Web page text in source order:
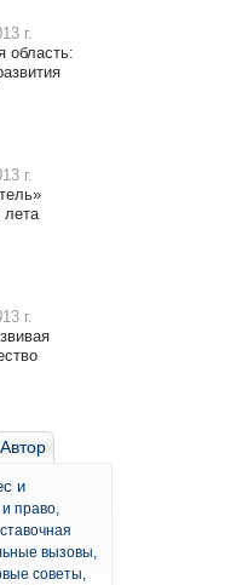
г.
область:
г.
лета
г.
Автор
и
право,
вызовы,
советы,